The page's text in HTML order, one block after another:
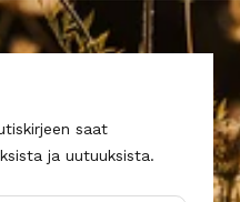
saat
ja uutuuksista.